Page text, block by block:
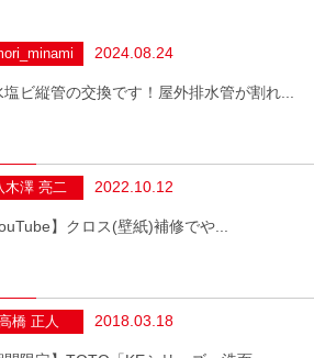
2024.08.24
塩ビ縦管の交換です！屋外排水管が割れ...
木澤 亮二 2022.10.12
】クロス(壁紙)補修でや...
橋 正人 2018.03.18